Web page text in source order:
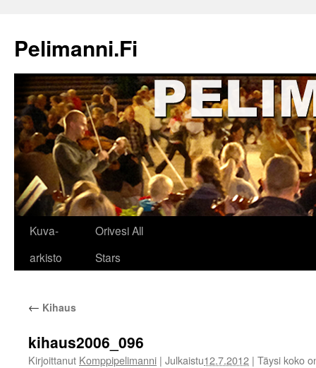
Pelimanni.Fi
Kuva-
arkisto
Orivesi All
Stars
← Kihaus
kihaus2006_096
Kirjoittanut Komppipelimanni | Julkaistu12.7.2012 | Täysi koko